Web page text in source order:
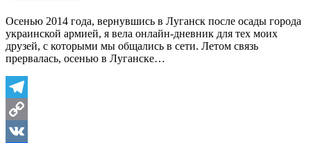
Осенью 2014 года, вернувшись в Луганск после осады города
украинской армией, я вела онлайн-дневник для тех моих
друзей, с которыми мы общались в сети. Летом связь
прервалась, осенью в Луганске…
Telegram
Copy